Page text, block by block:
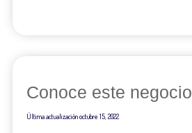
Conoce este negocio
Última actualizaciónoctubre 15, 2022